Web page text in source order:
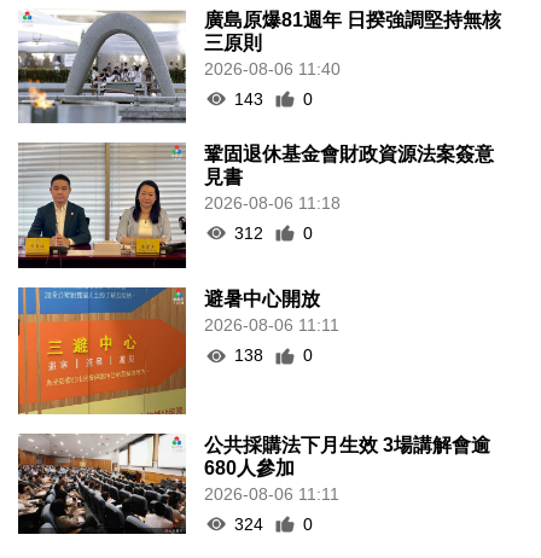
廣島原爆81週年 日揆強調堅持無核
三原則
2026-08-06 11:40
143
0
鞏固退休基金會財政資源法案簽意
見書
2026-08-06 11:18
312
0
避暑中心開放
2026-08-06 11:11
138
0
公共採購法下月生效 3場講解會逾
680人參加
2026-08-06 11:11
324
0